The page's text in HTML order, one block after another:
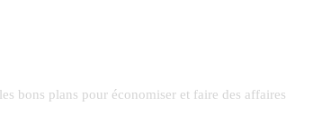
les bons plans pour économiser et faire des affaires